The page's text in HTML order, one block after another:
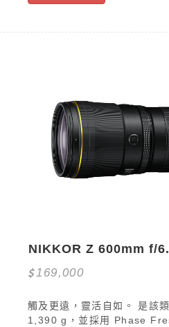
NIKKOR Z 600mm f/
169,000
觸及更遠，靈活自如。 是該
1,390 g，並採用 Phase